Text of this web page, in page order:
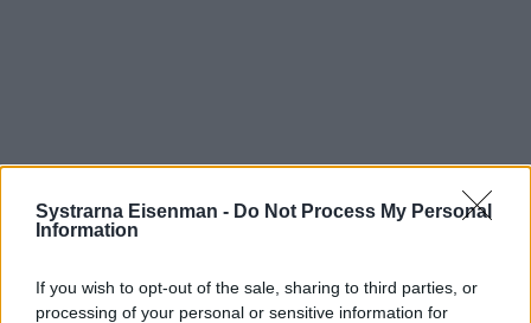
Systrarna Eisenman - Do Not Process My Personal
Information
If you wish to opt-out of the sale, sharing to third parties, or
processing of your personal or sensitive information for